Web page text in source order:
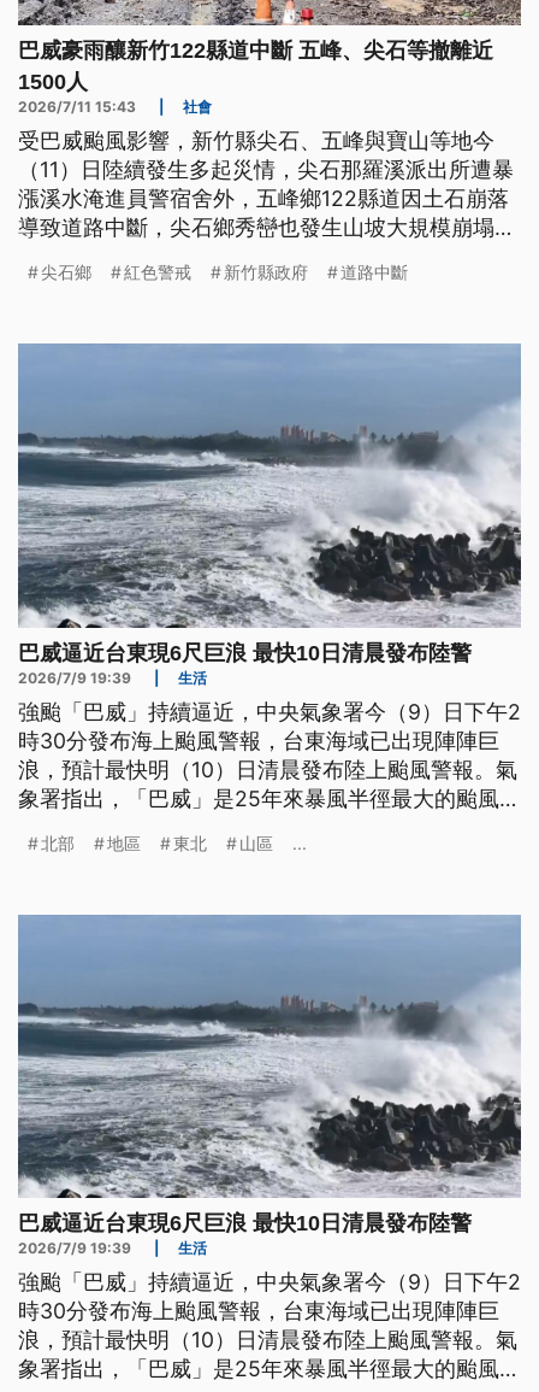
巴威豪雨釀新竹122縣道中斷 五峰、尖石等撤離近
1500人
2026/7/11 15:43 社會
受巴威颱風影響，新竹縣尖石、五峰與寶山等地今
（11）日陸續發生多起災情，尖石那羅溪派出所遭暴
漲溪水淹進員警宿舍外，五峰鄉122縣道因土石崩落
導致道路中斷，尖石鄉秀巒也發生山坡大規模崩塌。
人，並開設16處收容所。水保署也針對五峰鄉、尖石
尖石鄉 紅色警戒 新竹縣政府 道路中斷
巴威逼近台東現6尺巨浪 最快10日清晨發布陸警
2026/7/9 19:39 生活
強颱「巴威」持續逼近，中央氣象署今（9）日下午2
時30分發布海上颱風警報，台東海域已出現陣陣巨
浪，預計最快明（10）日清晨發布陸上颱風警報。氣
象署指出，「巴威」是25年來暴風半徑最大的颱風，
計週五晚間到週六降雨最為顯著，尤其北部地區及中
北部 地區 東北 山區 ...
巴威逼近台東現6尺巨浪 最快10日清晨發布陸警
2026/7/9 19:39 生活
強颱「巴威」持續逼近，中央氣象署今（9）日下午2
時30分發布海上颱風警報，台東海域已出現陣陣巨
浪，預計最快明（10）日清晨發布陸上颱風警報。氣
象署指出，「巴威」是25年來暴風半徑最大的颱風，